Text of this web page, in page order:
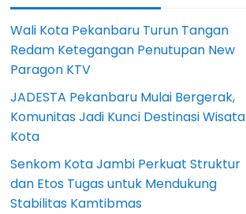
Wali Kota Pekanbaru Turun Tangan
Redam Ketegangan Penutupan New
Paragon KTV
JADESTA Pekanbaru Mulai Bergerak,
Komunitas Jadi Kunci Destinasi Wisata
Kota
Senkom Kota Jambi Perkuat Struktur
dan Etos Tugas untuk Mendukung
Stabilitas Kamtibmas